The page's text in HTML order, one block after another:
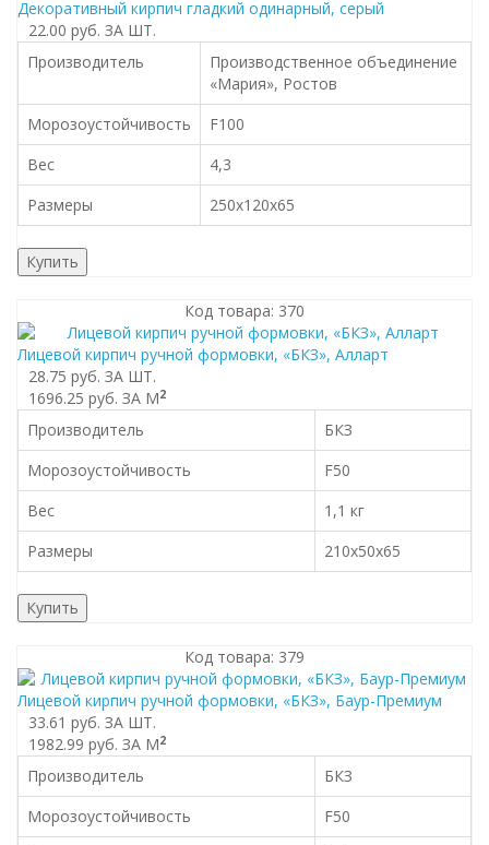
Декоративный кирпич гладкий одинарный, серый
22.00 руб. ЗА ШТ.
Производитель
Производственное объединение
«Мария», Ростов
Морозоустойчивость
F100
Вес
4,3
Размеры
250x120x65
Купить
Код товара: 370
Лицевой кирпич ручной формовки, «БКЗ», Алларт
28.75 руб. ЗА ШТ.
1696.25 руб. ЗА М2
Производитель
БКЗ
Морозоустойчивость
F50
Вес
1,1 кг
Размеры
210x50x65
Купить
Код товара: 379
Лицевой кирпич ручной формовки, «БКЗ», Баур-Премиум
33.61 руб. ЗА ШТ.
1982.99 руб. ЗА М2
Производитель
БКЗ
Морозоустойчивость
F50